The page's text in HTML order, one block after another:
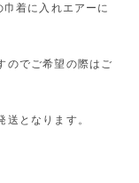
着に入れエアーに
のでご希望の際はご
となります。